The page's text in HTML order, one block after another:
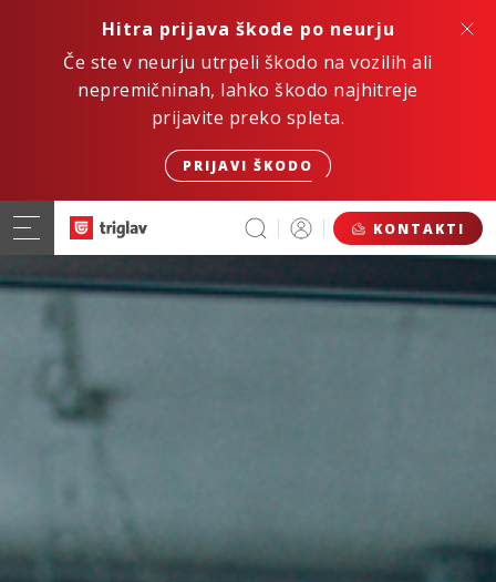
Hitra prijava škode po neurju
Če ste v neurju utrpeli škodo na vozilih ali
nepremičninah, lahko škodo najhitreje
prijavite preko spleta.
PRIJAVI ŠKODO
KONTAKTI